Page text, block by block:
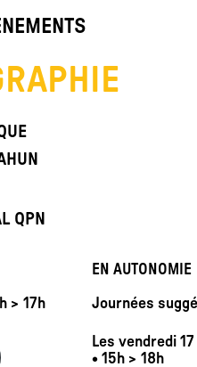
QPN
> 17h
EN AUTONOMIE
Journées
Les vendredi
• 15h > 18h